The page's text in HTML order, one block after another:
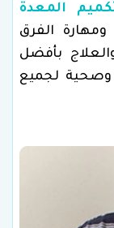
المعدة
الفرق
بأفضل
وصحية لجميع